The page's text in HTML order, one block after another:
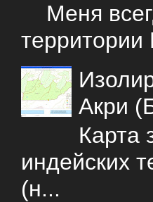
Меня
Акри
Карта
индейских
(н...